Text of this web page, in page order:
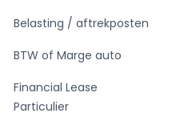
Belasting / aftrekposten
BTW of Marge auto
Financial Lease
Particulier